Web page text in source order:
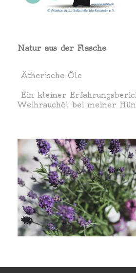
Natur aus der Flasche
Ätherische Öle
Ein kleiner
Weihrauchöl bei meiner